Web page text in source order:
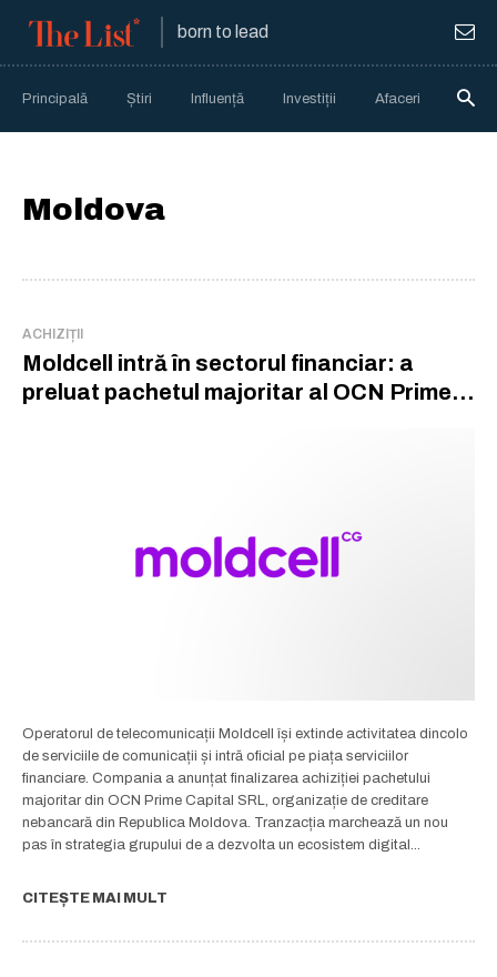
born to lead
Principală Știri Influență Investiții Afaceri
Moldova
ACHIZIȚII
Moldcell intră în sectorul financiar: a
preluat pachetul majoritar al OCN Prime
Operatorul de telecomunicații Moldcell își extinde activitatea dincolo
de serviciile de comunicații și intră oficial pe piața serviciilor
financiare. Compania a anunțat finalizarea achiziției pachetului
majoritar din OCN Prime Capital SRL, organizație de creditare
nebancară din Republica Moldova. Tranzacția marchează un nou
pas în strategia grupului de a dezvolta un ecosistem digital...
CITEȘTE MAI MULT